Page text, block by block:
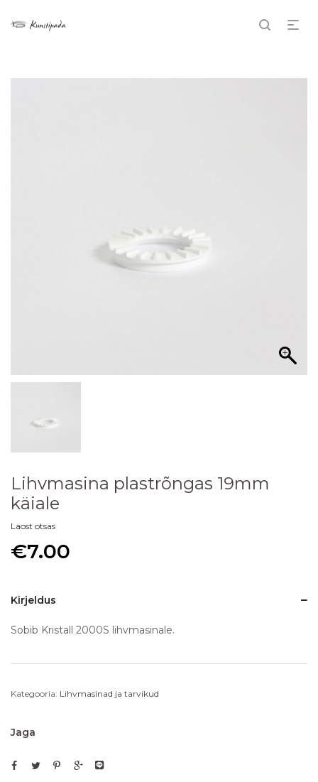
Lihvmasina plastrõngas 19mm
käiale
Laost otsas
€7.00
Kirjeldus
Sobib Kristall 2000S lihvmasinale.
Kategooria: Lihvmasinad ja tarvikud
Jaga